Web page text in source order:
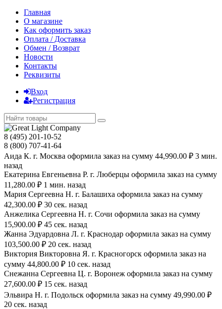
Главная
О магазине
Как оформить заказ
Оплата / Доставка
Обмен / Возврат
Новости
Контакты
Реквизиты
Вход
Регистрация
8 (495) 201-10-52
8 (800) 707-41-64
Аида К. г. Москва оформила заказ на сумму 44,990.00 ₽ 3 мин.
назад
Екатерина Евгеньевна Р. г. Люберцы оформила заказ на сумму
11,280.00 ₽ 1 мин. назад
Мария Сергеевна H. г. Балашиха оформила заказ на сумму
42,300.00 ₽ 30 сек. назад
Анжелика Сергеевна Н. г. Сочи оформила заказ на сумму
15,900.00 ₽ 45 сек. назад
Жанна Эдуардовна Л. г. Краснодар оформила заказ на сумму
103,500.00 ₽ 20 сек. назад
Виктория Викторовна Я. г. Красногорск оформила заказ на
сумму 44,800.00 ₽ 10 сек. назад
Снежанна Сергеевна Ц. г. Воронеж оформила заказ на сумму
27,600.00 ₽ 15 сек. назад
Эльвира Н. г. Подольск оформила заказ на сумму 49,990.00 ₽
20 сек. назад